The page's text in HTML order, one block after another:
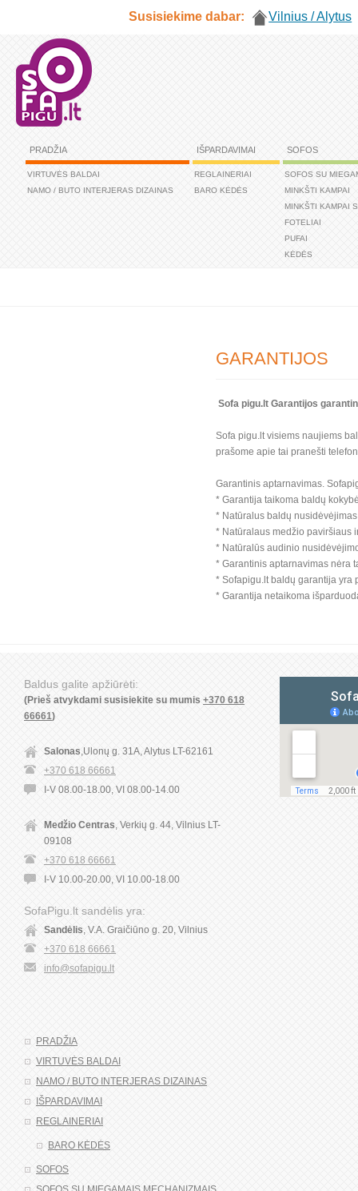
Susisiekime dabar: Vilnius / Alytus
PRADŽIA
VIRTUVĖS BALDAI
NAMO / BUTO INTERJERAS DIZAINAS
IŠPARDAVIMAI
REGLAINERIAI
BARO KĖDĖS
SOFOS
SOFOS SU
MINKŠTI KAMPAI
MINKŠTI KAMPAI
FOTELIAI
PUFAI
KĖDĖS
GARANTIJOS
Sofa pigu.lt Garantijos
Sofa pigu.lt visiems naujiems
prašome apie tai pranešti
Garantinis aptarnavimas.
* Garantija taikoma baldų
* Natūralus baldų
* Natūralaus medžio paviršiaus
* Natūralūs audinio
* Garantinis aptarnavimas nėra
* Sofapigu.lt baldų garantija yra
* Garantija netaikoma
Baldus galite apžiūrėti:
(Prieš atvykdami susisiekite su mumis +370 618
66661)
Salonas ,Ulonų g. 31A, Alytus LT-62161
+370 618 66661
I-V 08.00-18.00, VI 08.00-14.00
Medžio Centras , Verkių g. 44, Vilnius LT-
09108
+370 618 66661
I-V 10.00-20.00, VI 10.00-18.00
SofaPigu.lt sandėlis yra:
Sandėlis , V.A. Graičiūno g. 20, Vilnius
+370 618 66661
info@sofapigu.lt
PRADŽIA
VIRTUVĖS BALDAI
NAMO / BUTO INTERJERAS DIZAINAS
IŠPARDAVIMAI
REGLAINERIAI
BARO KĖDĖS
SOFOS